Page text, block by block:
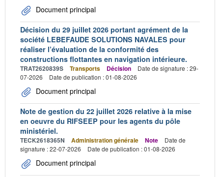
Document principal
Décision du 29 juillet 2026 portant agrément de la
société LEBEFAUDE SOLUTIONS NAVALES pour
réaliser l’évaluation de la conformité des
constructions flottantes en navigation intérieure.
TRAT2620839S Transports Décision
Date de signature : 29-
07-2026
Date de publication : 01-08-2026
Document principal
Note de gestion du 22 juillet 2026 relative à la mise
en oeuvre du RIFSEEP pour les agents du pôle
ministériel.
TECK2618365N Administration générale Note
Date de
signature : 22-07-2026
Date de publication : 01-08-2026
Document principal